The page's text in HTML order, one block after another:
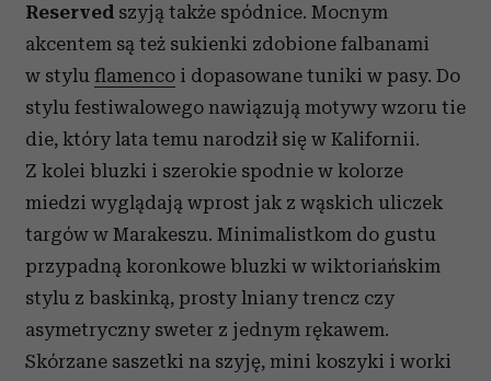
Reserved szyją także spódnice. Mocnym
akcentem są też sukienki zdobione falbanami
w stylu flamenco i dopasowane tuniki w pasy. Do
stylu festiwalowego nawiązują motywy wzoru tie
die, który lata temu narodził się w Kalifornii.
Z kolei bluzki i szerokie spodnie w kolorze
miedzi wyglądają wprost jak z wąskich uliczek
targów w Marakeszu. Minimalistkom do gustu
przypadną koronkowe bluzki w wiktoriańskim
stylu z baskinką, prosty lniany trencz czy
asymetryczny sweter z jednym rękawem.
Skórzane saszetki na szyję, mini koszyki i worki